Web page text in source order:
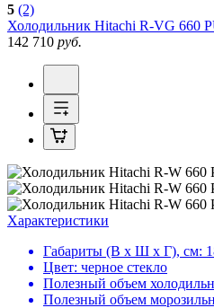
5 (2)
Холодильник Hitachi R-VG 660
142 710 руб.
Характеристики
Габариты (В х Ш х Г), см:
Цвет: черное стекло
Полезный объем
Полезный объем